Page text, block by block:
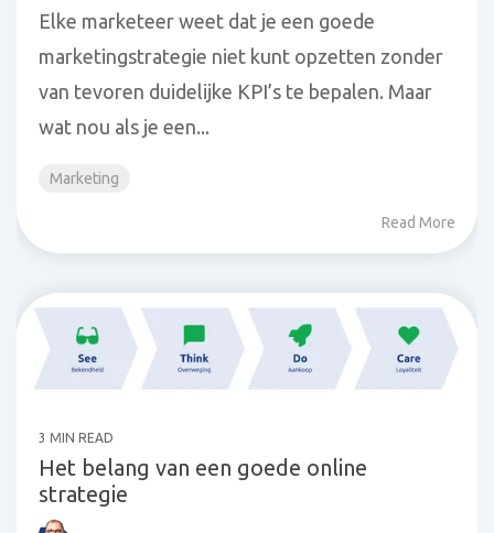
Elke marketeer weet dat je een goede
marketingstrategie niet kunt opzetten zonder
van tevoren duidelijke KPI’s te bepalen. Maar
wat nou als je een...
Marketing
Read More
3 MIN READ
Het belang van een goede online
strategie